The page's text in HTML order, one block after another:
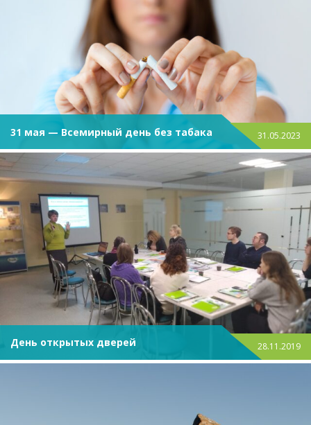
31 мая — Всемирный день без табака 31.05.2023
День открытых дверей 28.11.2019